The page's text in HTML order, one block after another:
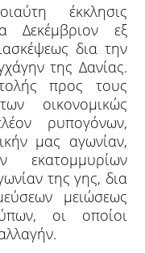
έκκλησις
Δεκέμβριον εξ
δια την
της Δανίας.
προς τους
οικονομικώς
ρυπογόνων,
μας αγωνίαν,
της γης, δια
μειώσεως
οι οποίοι